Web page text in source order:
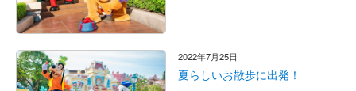
2022年7月25日
夏らしいお散歩に出発！